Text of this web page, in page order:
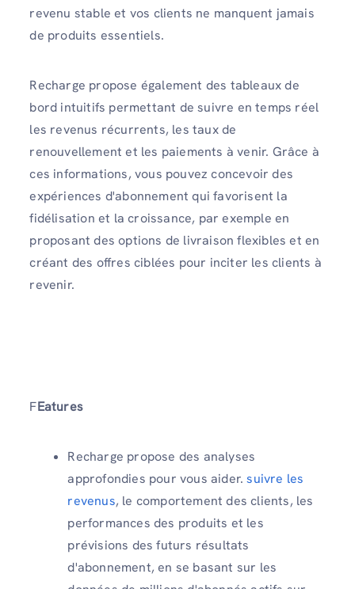
revenu stable et vos clients ne manquent jamais
de produits essentiels.
Recharge propose également des tableaux de
bord intuitifs permettant de suivre en temps réel
les revenus récurrents, les taux de
renouvellement et les paiements à venir. Grâce à
ces informations, vous pouvez concevoir des
expériences d'abonnement qui favorisent la
fidélisation et la croissance, par exemple en
proposant des options de livraison flexibles et en
créant des offres ciblées pour inciter les clients à
revenir.
FEatures
Recharge propose des analyses
approfondies pour vous aider.suivre les
revenus, le comportement des clients, les
performances des produits et les
prévisions des futurs résultats
d'abonnement, en se basant sur les